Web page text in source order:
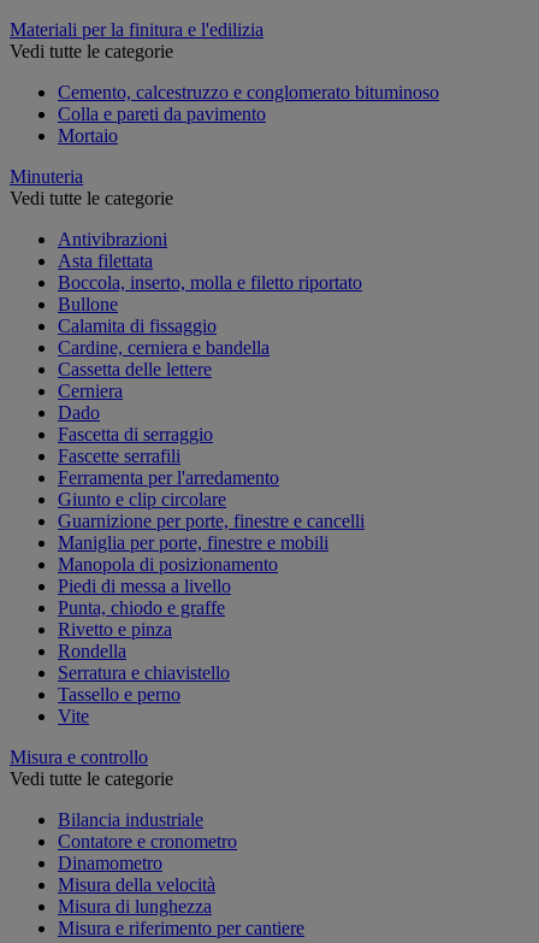
Materiali per la finitura e l'edilizia
Vedi tutte le categorie
Cemento, calcestruzzo e conglomerato bituminoso
Colla e pareti da pavimento
Mortaio
Minuteria
Vedi tutte le categorie
Antivibrazioni
Asta filettata
Boccola, inserto, molla e filetto riportato
Bullone
Calamita di fissaggio
Cardine, cerniera e bandella
Cassetta delle lettere
Cerniera
Dado
Fascetta di serraggio
Fascette serrafili
Ferramenta per l'arredamento
Giunto e clip circolare
Guarnizione per porte, finestre e cancelli
Maniglia per porte, finestre e mobili
Manopola di posizionamento
Piedi di messa a livello
Punta, chiodo e graffe
Rivetto e pinza
Rondella
Serratura e chiavistello
Tassello e perno
Vite
Misura e controllo
Vedi tutte le categorie
Bilancia industriale
Contatore e cronometro
Dinamometro
Misura della velocità
Misura di lunghezza
Misura e riferimento per cantiere